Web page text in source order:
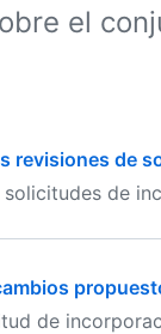
el
revisiones de
solicitudes de
de